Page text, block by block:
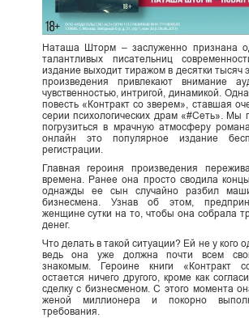
Наташа Шторм – заслуженно признана
талантливых писательниц
издание выходит тиражом в десятки тысяч
произведения привлекают внимание
чувственностью, интригой, динамикой.
повесть «Контракт со зверем», ставшая
серии психологических драм «#Сеть». Мы
погрузиться в мрачную атмосферу
онлайн это популярное издание
регистрации.
Главная героиня произведения
времена. Ранее она просто сводила
однажды ее сын случайно разбил
бизнесмена. Узнав об этом,
женщине сутки на то, чтобы она собрала
денег.
Что делать в такой ситуации? Ей не у кого
ведь она уже должна почти всем
знакомым. Героине книги «Контракт
остается ничего другого, кроме как
сделку с бизнесменом. С этого момента
женой миллионера и покорно
требования.